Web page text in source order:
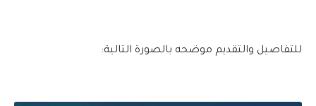
للتفاصيل والتقديم موضحه بالصورة التالية: